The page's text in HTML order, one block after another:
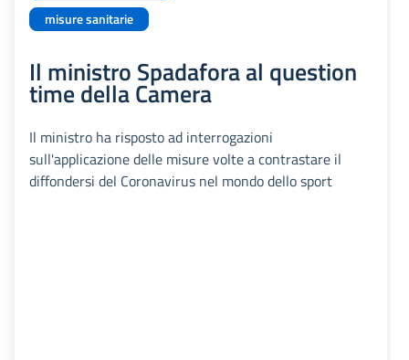
misure sanitarie
Il ministro Spadafora al question
time della Camera
Il ministro ha risposto ad interrogazioni
sull'applicazione delle misure volte a contrastare il
diffondersi del Coronavirus nel mondo dello sport